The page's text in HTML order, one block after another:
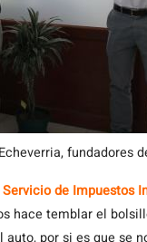
fundadores
de Impuestos
hace temblar el
por si es que se